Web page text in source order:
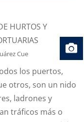
HURTOS Y
Cue
los puertos,
otros, son un nido
ladrones y
tráficos más o